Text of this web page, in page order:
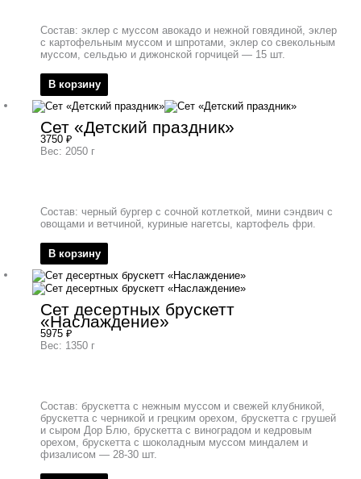
Состав: эклер с муссом авокадо и нежной говядиной, эклер
с картофельным муссом и шпротами, эклер со свекольным
муссом, сельдью и дижонской горчицей — 15 шт.
В корзину
Сет «Детский праздник»
3750 ₽
Вес: 2050 г
Состав: черный бургер с сочной котлеткой, мини сэндвич с
овощами и ветчиной, куриные нагетсы, картофель фри.
В корзину
Сет десертных брускетт
«Наслаждение»
5975 ₽
Вес: 1350 г
Состав: брускетта с нежным муссом и свежей клубникой,
брускетта с черникой и грецким орехом, брускетта с грушей
и сыром Дор Блю, брускетта с виноградом и кедровым
орехом, брускетта с шоколадным муссом миндалем и
физалисом — 28-30 шт.